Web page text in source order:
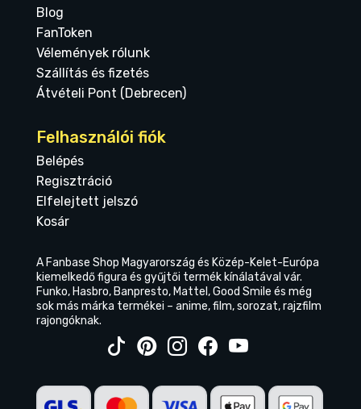
Blog
FanToken
Vélemények rólunk
Szállítás és fizetés
Átvételi Pont (Debrecen)
Felhasználói fiók
Belépés
Regisztráció
Elfelejtett jelszó
Kosár
A Fanbase Shop Magyarország és Közép-Kelet-Európa
kiemelkedő figura és gyűjtői termék kínálatával vár.
Funko, Hasbro, Banpresto, Mattel, Good Smile és még
sok más márka termékei – anime, film, sorozat, rajzfilm
rajongóknak.